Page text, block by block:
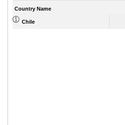
Country Name
Chile